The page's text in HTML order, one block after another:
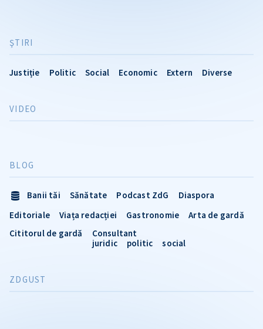
ŞTIRI
Justiție Politic Social Economic Extern Diverse
VIDEO
BLOG
Banii tăi Sănătate Podcast ZdG
Diaspora
Editoriale
Viața redacției Gastronomie
Arta de gardă
Cititorul de gardă
Consultant
juridic
politic social
ZDGUST